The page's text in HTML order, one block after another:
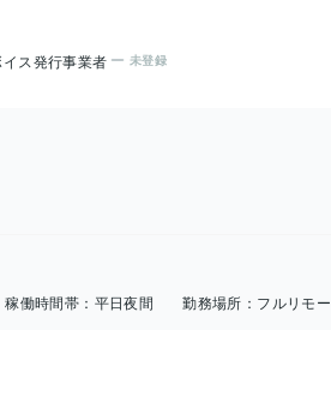
イス発行事業者 未登録
稼働時間帯： 平日夜間 勤務場所： フルリモ